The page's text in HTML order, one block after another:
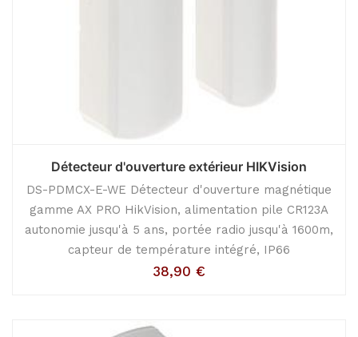
Détecteur d'ouverture extérieur HIKVision
DS-PDMCX-E-WE Détecteur d'ouverture magnétique
gamme AX PRO HikVision, alimentation pile CR123A
autonomie jusqu'à 5 ans, portée radio jusqu'à 1600m,
capteur de température intégré, IP66
38,90 €